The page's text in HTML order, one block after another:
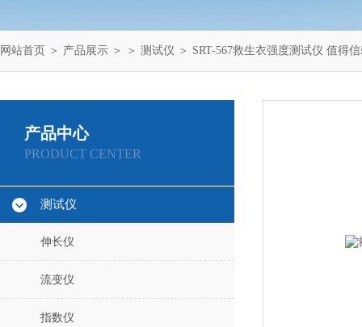
网站首页 ＞ 产品展示 ＞ ＞ 测试仪 ＞ SRT-567救生衣强度测试仪 值得
产品中心
PRODUCT CENTER
测试仪
伸长仪
流变仪
指数仪